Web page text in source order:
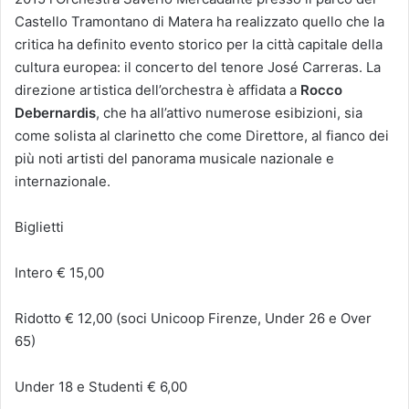
Castello Tramontano di Matera ha realizzato quello che la
critica ha definito evento storico per la città capitale della
cultura europea: il concerto del tenore José Carreras. La
direzione artistica dell’orchestra è affidata a Rocco
Debernardis, che ha all’attivo numerose esibizioni, sia
come solista al clarinetto che come Direttore, al fianco dei
più noti artisti del panorama musicale nazionale e
internazionale.
Biglietti
Intero € 15,00
Ridotto € 12,00 (soci Unicoop Firenze, Under 26 e Over
65)
Under 18 e Studenti € 6,00